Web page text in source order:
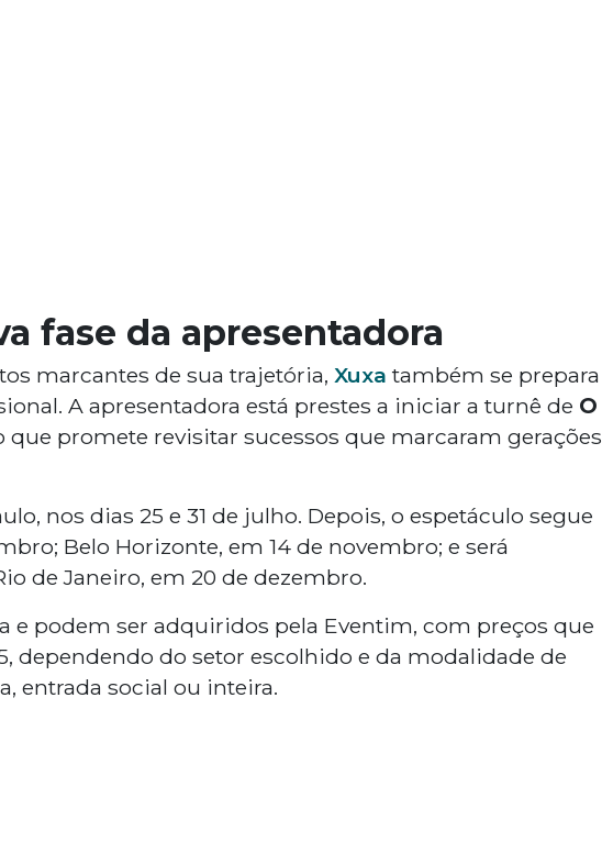
fase da apresentadora
marcantes de sua trajetória, Xuxa também se prepara
A apresentadora está prestes a iniciar a turnê de O
que promete revisitar sucessos que marcaram gerações
nos dias 25 e 31 de julho. Depois, o espetáculo segue
Belo Horizonte, em 14 de novembro; e será
de Janeiro, em 20 de dezembro.
e podem ser adquiridos pela Eventim, com preços que
dependendo do setor escolhido e da modalidade de
entrada social ou inteira.